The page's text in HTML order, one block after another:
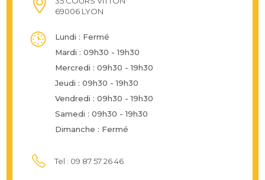
69006 LYON
Lundi : Fermé
Mardi : 09h30 - 19h30
Mercredi : 09h30 - 19h30
Jeudi : 09h30 - 19h30
Vendredi : 09h30 - 19h30
Samedi : 09h30 - 19h30
Dimanche : Fermé
Tel : 09 87 57 26 46